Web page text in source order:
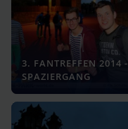
3. FANTREFFEN 2014 -
SPAZIERGANG